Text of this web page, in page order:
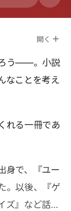
開く
ろう――。小説
なことを考え
れる一冊であ
身で、『ユー
。以後、『ゲ
ズ』など話題